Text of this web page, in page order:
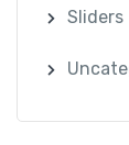
Sliders